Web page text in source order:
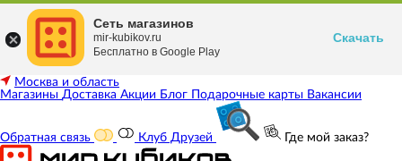
Москва и область
Магазины Доставка Акции Блог Подарочные карты Вакансии
Обратная связь Клуб Друзей Где мой заказ?
Сеть магазинов
mir-kubikov.ru
Бесплатно в Google Play
Скачать